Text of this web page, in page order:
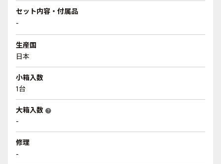
セット内容・付属品
-
生産国
日本
小箱入数
1台
大箱入数 help
-
修理
-